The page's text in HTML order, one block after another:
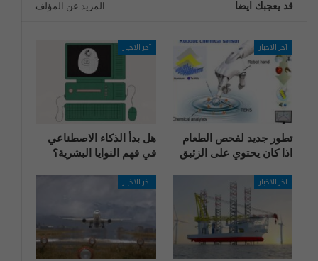
قد يعجبك ايضا المزيد عن المؤلف
آخر الاخبار
تطور جديد لفحص الطعام
اذا كان يحتوي على الزئبق
آخر الاخبار
هل بدأ الذكاء الاصطناعي
في فهم النوايا البشرية؟
آخر الاخبار آخر الاخبار